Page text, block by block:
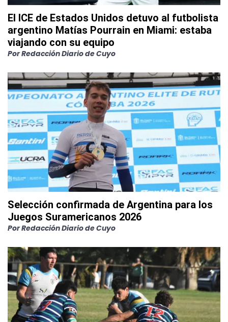
El ICE de Estados Unidos detuvo al futbolista
argentino Matías Pourrain en Miami: estaba
viajando con su equipo
PorRedacción Diario de Cuyo
Selección confirmada de Argentina para los
Juegos Suramericanos 2026
PorRedacción Diario de Cuyo